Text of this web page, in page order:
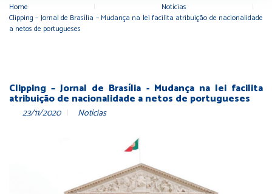
Home Notícias
Clipping – Jornal de Brasília – Mudança na lei facilita atribuição de nacionalidade
a netos de portugueses
Clipping – Jornal de Brasília - Mudança na lei facilita
atribuição de nacionalidade a netos de portugueses
23/11/2020 Notícias